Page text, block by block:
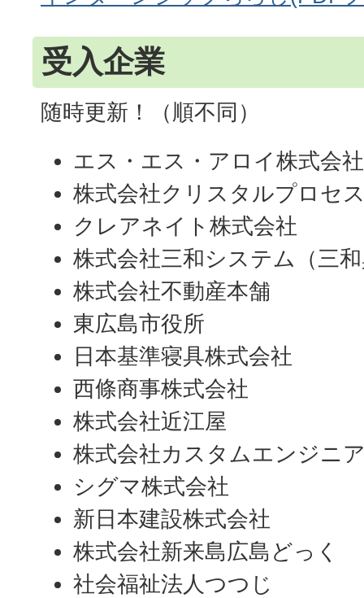
受入企業
随時更新！（順不同）
エス・エス・アロイ株式会社
株式会社クリスタルプロセ
クレアネイト株式会社
株式会社三和システム（三
株式会社不動産本舗
東広島市役所
日本基準寝具株式会社
西條商事株式会社
株式会社近江屋
株式会社カスタムエンジニ
シグマ株式会社
新日本建設株式会社
株式会社新来島広島どっく
社会福祉法人つつじ